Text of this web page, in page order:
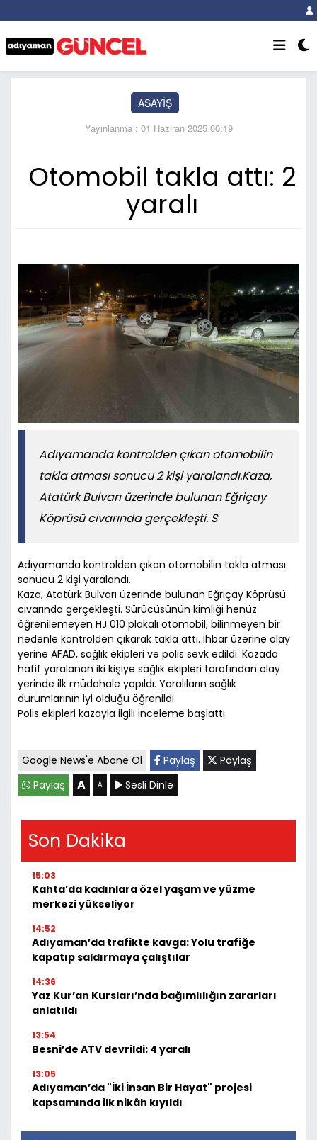
ASAYİŞ
Yayınlanma : 01 Haziran 2025 00:19
Otomobil takla attı: 2
yaralı
Adıyamanda kontrolden çıkan otomobilin
takla atması sonucu 2 kişi yaralandı.Kaza,
Atatürk Bulvarı üzerinde bulunan Eğriçay
Köprüsü civarında gerçekleşti. S
Adıyamanda kontrolden çıkan otomobilin takla atması
sonucu 2 kişi yaralandı.
Kaza, Atatürk Bulvarı üzerinde bulunan Eğriçay Köprüsü
civarında gerçekleşti. Sürücüsünün kimliği henüz
öğrenilemeyen HJ 010 plakalı otomobil, bilinmeyen bir
nedenle kontrolden çıkarak takla attı. İhbar üzerine olay
yerine AFAD, sağlık ekipleri ve polis sevk edildi. Kazada
hafif yaralanan iki kişiye sağlık ekipleri tarafından olay
yerinde ilk müdahale yapıldı. Yaralıların sağlık
durumlarının iyi olduğu öğrenildi.
Polis ekipleri kazayla ilgili inceleme başlattı.
Google News'e Abone Ol Paylaş
Paylaş
Paylaş
A A Sesli Dinle
Son Dakika
15:03
Kahta’da kadınlara özel yaşam ve yüzme
merkezi yükseliyor
14:52
Adıyaman’da trafikte kavga: Yolu trafiğe
kapatıp saldırmaya çalıştılar
14:36
Yaz Kur’an Kursları’nda bağımlılığın zararları
anlatıldı
13:54
Besni’de ATV devrildi: 4 yaralı
13:05
Adıyaman’da "İki İnsan Bir Hayat" projesi
kapsamında ilk nikâh kıyıldı